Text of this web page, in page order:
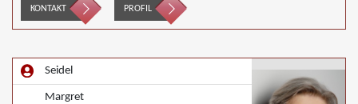
Software- Outsourcing-Konflikten, Mediation bei
Gesellschafterkonflikten, Mediation im öffentlichen Bereich,
KONTAKT PROFIL
Seidel
Margret